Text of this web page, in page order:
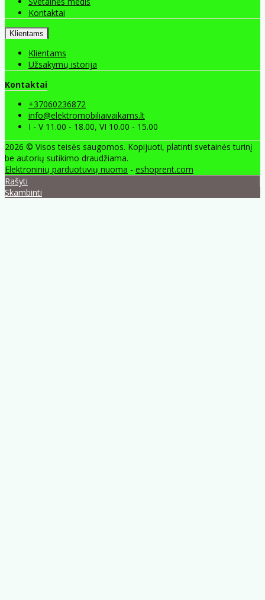
Kontaktai
Klientams
Klientams
Užsakymų istorija
Kontaktai
+37060236872
info@elektromobiliaivaikams.lt
I - V 11.00 - 18.00, VI 10.00 - 15.00
2026 © Visos teisės saugomos. Kopijuoti, platinti svetainės turinį
be autorių sutikimo draudžiama.
Elektroninių parduotuvių nuoma - eshoprent.com
Rašyti
Skambinti